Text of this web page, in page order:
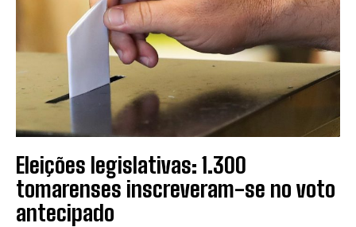
Eleições legislativas: 1.300
tomarenses inscreveram-se no voto
antecipado